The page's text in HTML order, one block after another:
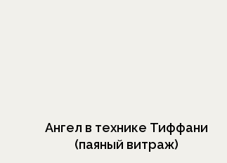
Ангел в технике Тиффани
(паяный витраж)